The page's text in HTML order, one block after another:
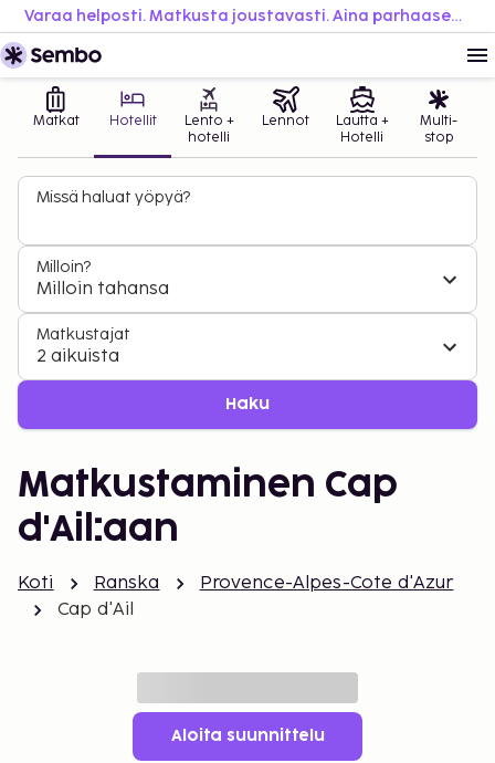
Varaa helposti. Matkusta joustavasti. Aina parhaaseen hintaan.
Matkat Hotellit
Lento +
hotelli
Lennot
Lautta +
Hotelli
Multi-
stop
Missä haluat yöpyä?
Milloin?
Milloin tahansa
Matkustajat
2 aikuista
Haku
Matkustaminen Cap
d'Ail:aan
Koti Ranska
Provence-Alpes-Cote d'Azur
Cap d'Ail
Aloita suunnittelu